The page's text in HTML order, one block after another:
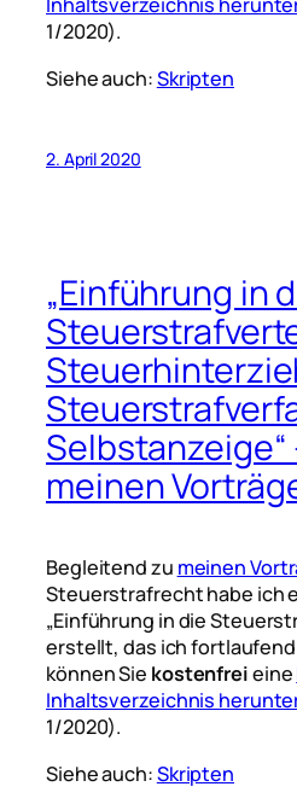
Inhaltsverzeichnis
1/2020).
Siehe auch:Skripten
2. April 2020
„Einführung in
Selbstanzeige“
meinen
Begleitend zu meinen
Steuerstrafrecht habe ich
„Einführung in die
erstellt, das ich
können Sie kostenfreieine
Inhaltsverzeichnis
1/2020).
Siehe auch:Skripten